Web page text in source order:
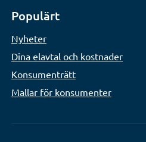
Populärt
Nyheter
Dina elavtal och kostnader
Konsumenträtt
Mallar för konsumenter